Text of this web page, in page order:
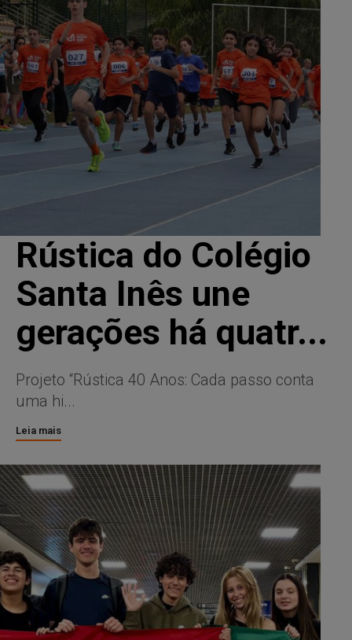
Rústica do Colégio
Santa Inês une
gerações há quatr...
Projeto “Rústica 40 Anos: Cada passo conta
uma hi...
Leia mais